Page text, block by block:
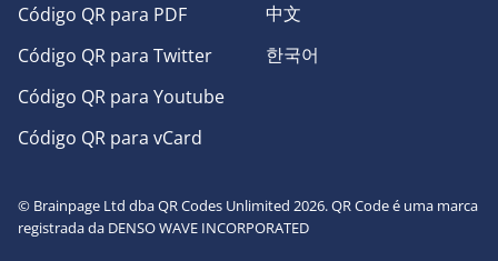
Código QR para PDF
Código QR para Twitter
Código QR para Youtube
Código QR para vCard
中文
한국어
© Brainpage Ltd dba QR Codes Unlimited 2026. QR Code é uma marca
registrada da DENSO WAVE INCORPORATED